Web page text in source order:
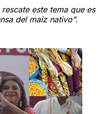
este tema que es
del maíz nativo".